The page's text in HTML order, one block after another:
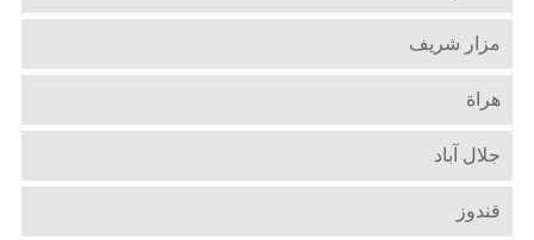
مزار شريف
هراة
جلال آباد
قندوز